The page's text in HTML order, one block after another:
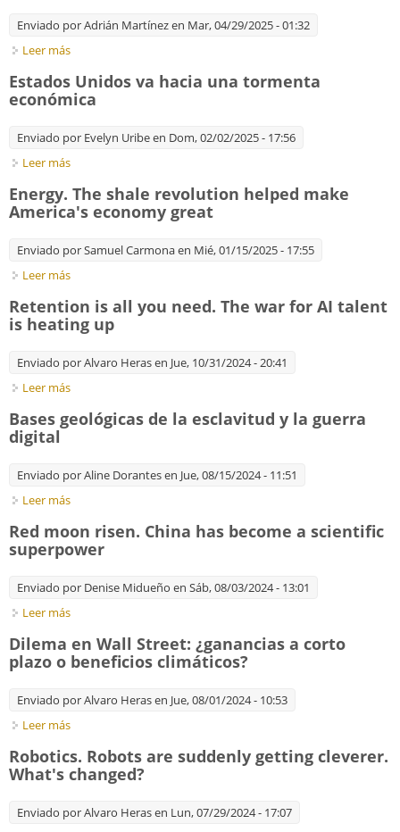
Enviado porAdrián Martínezen Mar, 04/29/2025 - 01:32
Leer más
Estados Unidos va hacia una tormenta
económica
Enviado por Evelyn Uribeen Dom, 02/02/2025 - 17:56
Leer más
Energy. The shale revolution helped make
America's economy great
Enviado porSamuel Carmonaen Mié, 01/15/2025 - 17:55
Leer más
Retention is all you need. The war for AI talent
is heating up
Enviado porAlvaro Herasen Jue, 10/31/2024 - 20:41
Leer más
Bases geológicas de la esclavitud y la guerra
digital
Enviado porAline Dorantesen Jue, 08/15/2024 - 11:51
Leer más
Red moon risen. China has become a scientific
superpower
Enviado por Denise Midueño en Sáb, 08/03/2024 - 13:01
Leer más
Dilema en Wall Street: ¿ganancias a corto
plazo o beneficios climáticos?
Enviado porAlvaro Herasen Jue, 08/01/2024 - 10:53
Leer más
Robotics. Robots are suddenly getting cleverer.
What's changed?
Enviado porAlvaro Herasen Lun, 07/29/2024 - 17:07